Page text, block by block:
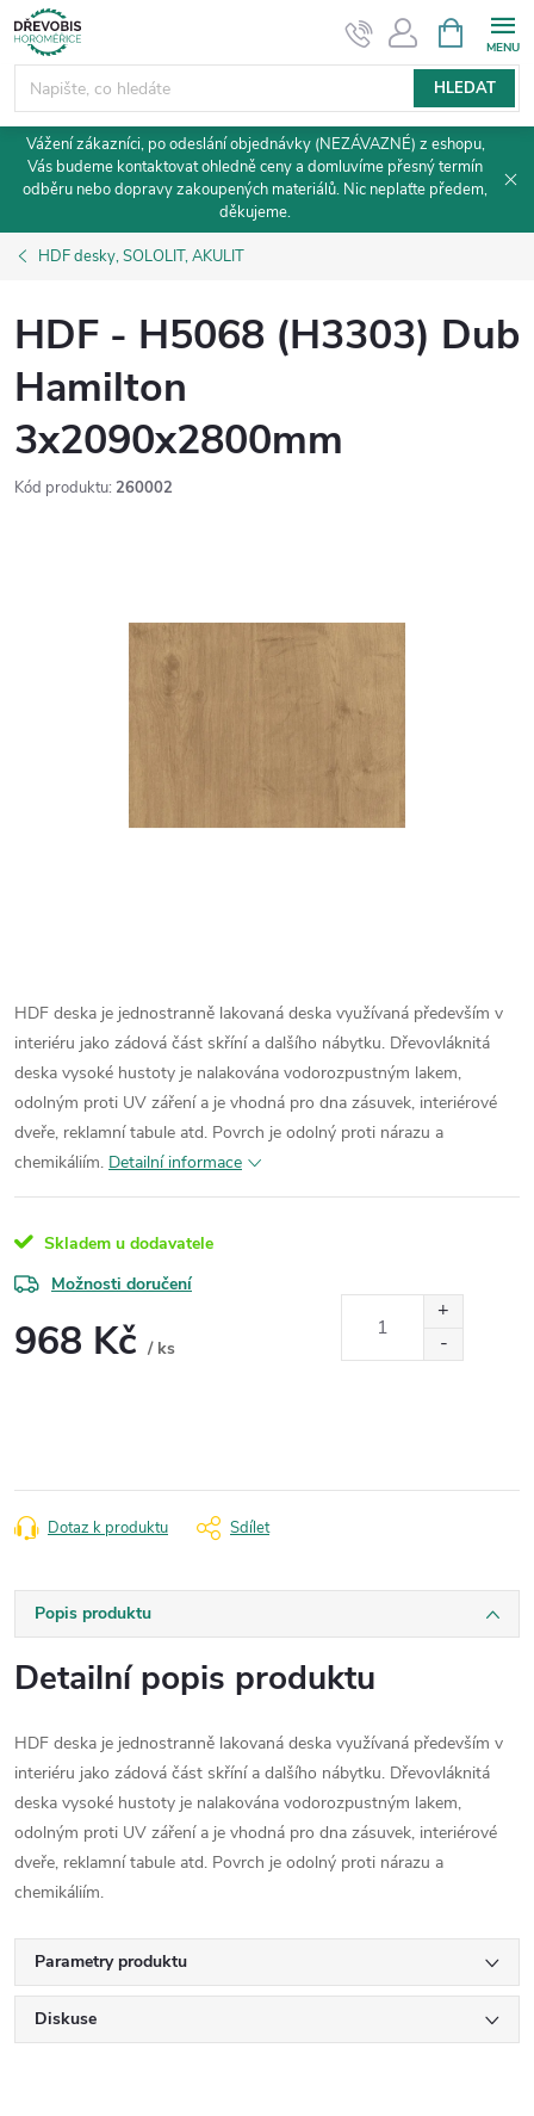
Přejít
na
obsah
HLEDAT
NÁKUPNÍ
KOŠÍK
Vážení zákazníci, po odeslání objednávky (NEZÁVAZNÉ) z eshopu,
Vás budeme kontaktovat ohledně ceny a domluvíme přesný termín
odběru nebo dopravy zakoupených materiálů. Nic neplaťte předem,
děkujeme.
HDF desky, SOLOLIT, AKULIT
HDF - H5068 (H3303) Dub
Hamilton
3x2090x2800mm
Kód produktu: 260002
HDF deska je jednostranně lakovaná deska využívaná především v
interiéru jako zádová část skříní a dalšího nábytku. Dřevovláknitá
deska vysoké hustoty je nalakována vodorozpustným lakem,
odolným proti UV záření a je vhodná pro dna zásuvek, interiérové
dveře, reklamní tabule atd. Povrch je odolný proti nárazu a
chemikáliím. Detailní informace
Skladem u dodavatele
Možnosti doručení
968 Kč / ks
Dotaz k produktu Sdílet
Popis produktu
Detailní popis produktu
HDF deska je jednostranně lakovaná deska využívaná především v
interiéru jako zádová část skříní a dalšího nábytku. Dřevovláknitá
deska vysoké hustoty je nalakována vodorozpustným lakem,
odolným proti UV záření a je vhodná pro dna zásuvek, interiérové
dveře, reklamní tabule atd. Povrch je odolný proti nárazu a
chemikáliím.
Parametry produktu
Diskuse